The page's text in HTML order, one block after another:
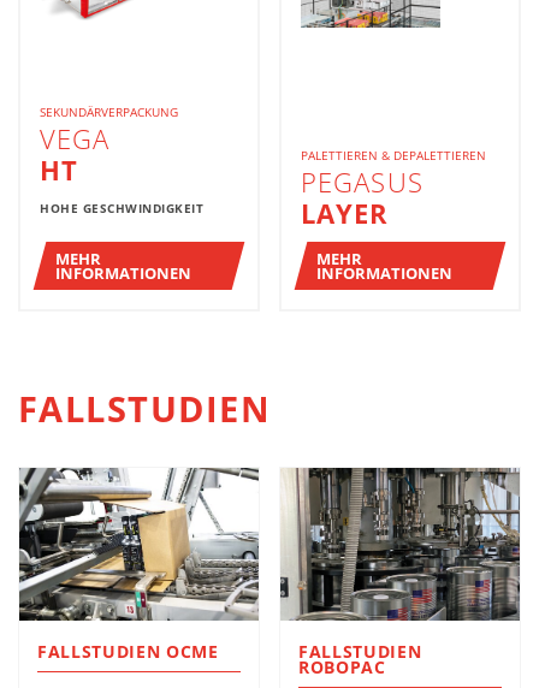
SEKUNDÄRVERPACKUNG
VEGA
HT
HOHE GESCHWINDIGKEIT
MEHR
INFORMATIONEN
PALETTIEREN & DEPALETTIEREN
PEGASUS
LAYER
MEHR
INFORMATIONEN
FALLSTUDIEN
FALLSTUDIEN OCME FALLSTUDIEN
ROBOPAC